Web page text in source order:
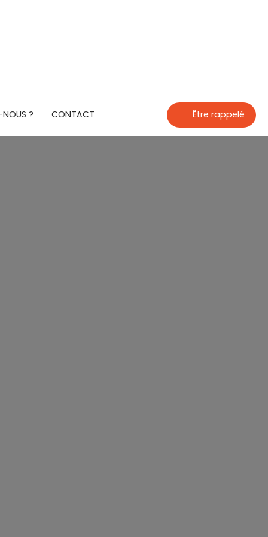
? CONTACT Être rappelé